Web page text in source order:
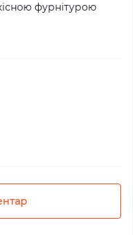
фурнітурою